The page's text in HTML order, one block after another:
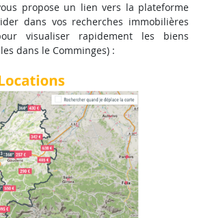
propose un lien vers la plateforme
dans vos recherches immobilières
visualiser rapidement les biens
dans le Comminges) :